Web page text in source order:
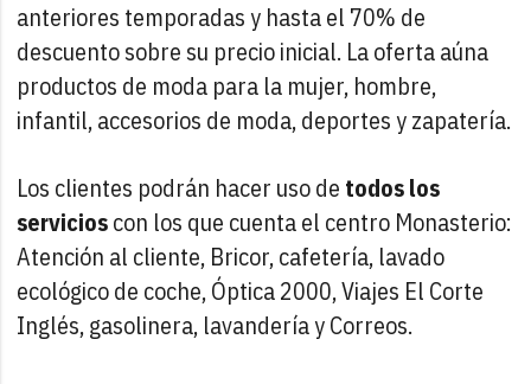
anteriores temporadas y hasta el 70% de
descuento sobre su precio inicial. La oferta aúna
productos de moda para la mujer, hombre,
infantil, accesorios de moda, deportes y zapatería.
Los clientes podrán hacer uso de todos los
servicioscon los que cuenta el centro Monasterio:
Atención al cliente, Bricor, cafetería, lavado
ecológico de coche, Óptica 2000, Viajes El Corte
Inglés, gasolinera, lavandería y Correos.